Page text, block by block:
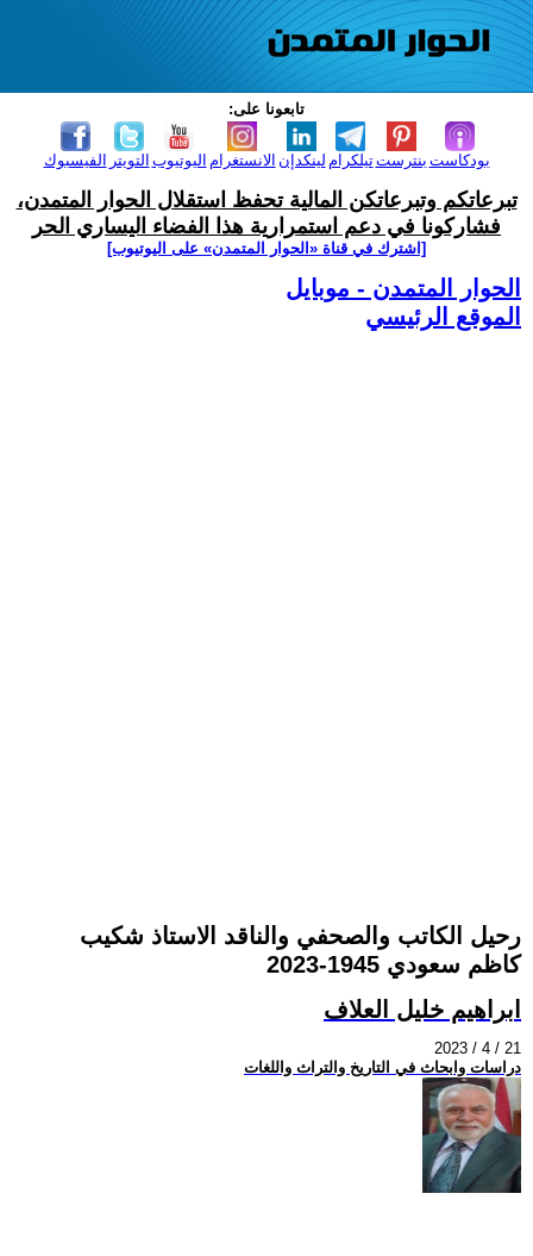
تابعونا على:
الفيسبوك التويتر اليوتيوب الانستغرام لينكدإن تيلكرامبنترست بودكاست
تبرعاتكم وتبرعاتكن المالية تحفظ استقلال الحوار المتمدن،
فشاركونا في دعم استمرارية هذا الفضاء اليساري الحر
[اشترك في قناة ‫«الحوار المتمدن» على اليوتيوب]
الحوار المتمدن - موبايل
الموقع الرئيسي
رحيل الكاتب والصحفي والناقد الاستاذ شكيب
كاظم سعودي 1945-2023
ابراهيم خليل العلاف
2023 / 4 / 21
دراسات وابحاث في التاريخ والتراث واللغات